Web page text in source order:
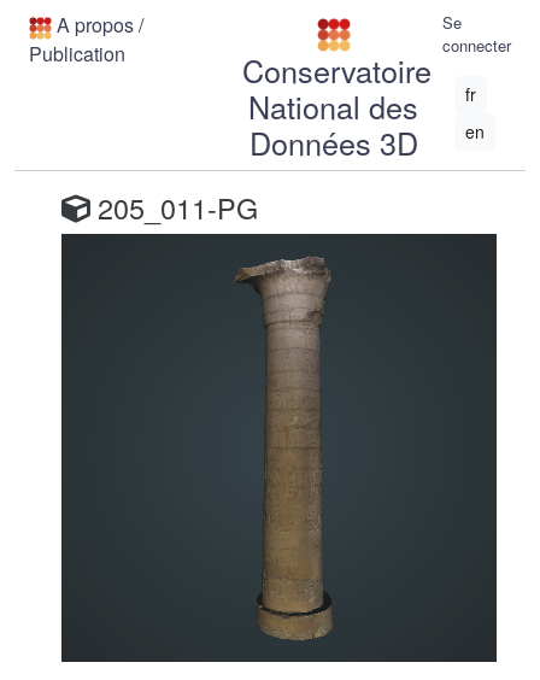
A propos/
Publication
Conservatoire
National des
Données 3D
Se
connecter
fr
en
205_011-PG